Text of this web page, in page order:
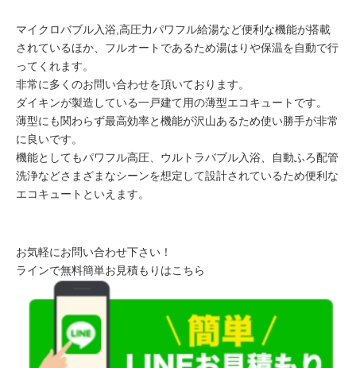
マイクロバブル入浴,高圧力パワフル給湯など便利な機能が搭載
されているほか、フルオートであるため湯はりや保温を自動で行
ってくれます。
非常に多くのお問い合わせを頂いております。
ダイキンが製造している一戸建て用の薄型エコキュートです。
薄型にも関わらず最高効率と機能が沢山あるため使い勝手が非常
に良いです。
機能としてもパワフル高圧、ウルトラバブル入浴、自動ふろ配管
洗浄などさまざまなシーンを想定して設計されているため便利な
エコキュートといえます。
お気軽にお問い合わせ下さい！
ラインで無料簡単お見積もりはこちら